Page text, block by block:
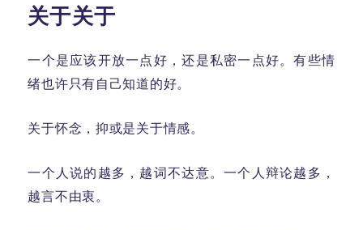
关于关于
一个是应该开放一点好，还是私密一点好。有些情
绪也许只有自己知道的好。
关于怀念，抑或是关于情感。
一个人说的越多，越词不达意。一个人辩论越多，
越言不由衷。